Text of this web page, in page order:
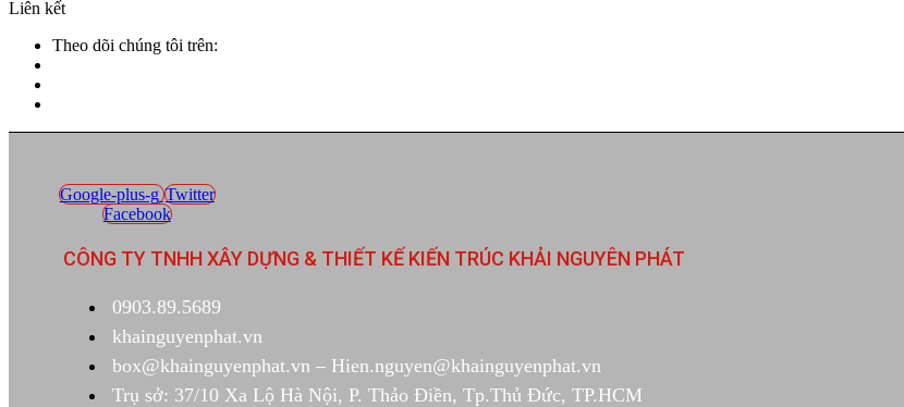
Liên kết
Theo dõi chúng tôi trên:
Google-plus-g Twitter
Facebook
CÔNG TY TNHH XÂY DỰNG & THIẾT KẾ KIẾN TRÚC KHẢI NGUYÊN PHÁT
0903.89.5689
khainguyenphat.vn
box@khainguyenphat.vn – Hien.nguyen@khainguyenphat.vn
Trụ sở: 37/10 Xa Lộ Hà Nội, P. Thảo Điền, Tp.Thủ Đức, TP.HCM